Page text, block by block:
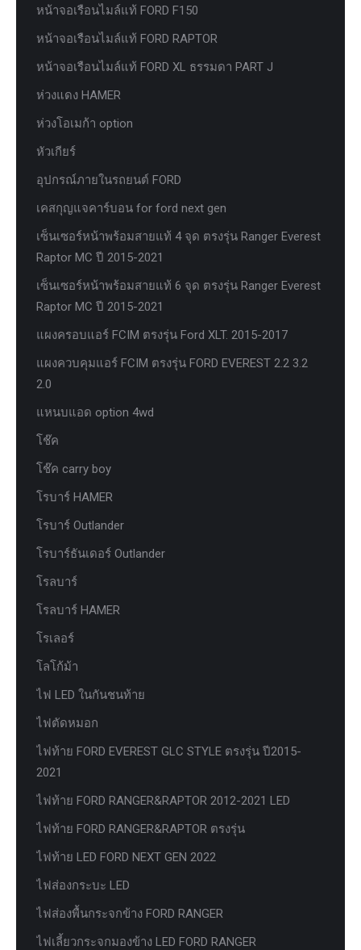
หน้าจอเรือนไมล์แท้ FORD F150
หน้าจอเรือนไมล์แท้ FORD RAPTOR
หน้าจอเรือนไมล์แท้ FORD XL ธรรมดา PART J
ห่วงแดง HAMER
ห่วงโอเมก้า option
หัวเกียร์
อุปกรณ์ภายในรถยนต์ FORD
เคสกุญแจคาร์บอน for ford next gen
เซ็นเซอร์หน้าพร้อมสายแท้ 4 จุด ตรงรุ่น Ranger Everest
Raptor MC ปี 2015-2021
เซ็นเซอร์หน้าพร้อมสายแท้ 6 จุด ตรงรุ่น Ranger Everest
Raptor MC ปี 2015-2021
แผงครอบแอร์ FCIM ตรงรุ่น Ford XLT. 2015-2017
แผงควบคุมแอร์ FCIM ตรงรุ่น FORD EVEREST 2.2 3.2
2.0
แหนบแอด option 4wd
โช๊ค
โช๊ค carry boy
โรบาร์ HAMER
โรบาร์ Outlander
โรบาร์ธันเดอร์ Outlander
โรลบาร์
โรลบาร์ HAMER
โรเลอร์
โลโก้ม้า
ไฟ LED ในกันชนท้าย
ไฟตัดหมอก
ไฟท้าย FORD EVEREST GLC STYLE ตรงรุ่น ปี2015-
2021
ไฟท้าย FORD RANGER&RAPTOR 2012-2021 LED
ไฟท้าย FORD RANGER&RAPTOR ตรงรุ่น
ไฟท้าย LED FORD NEXT GEN 2022
ไฟส่องกระบะ LED
ไฟส่องพื้นกระจกข้าง FORD RANGER
ไฟเลี้ยวกระจกมองข้าง LED FORD RANGER